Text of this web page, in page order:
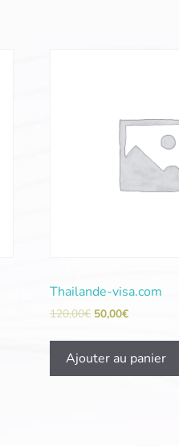
Thailande-visa.com
120,00€ 50,00€
Ajouter au panier